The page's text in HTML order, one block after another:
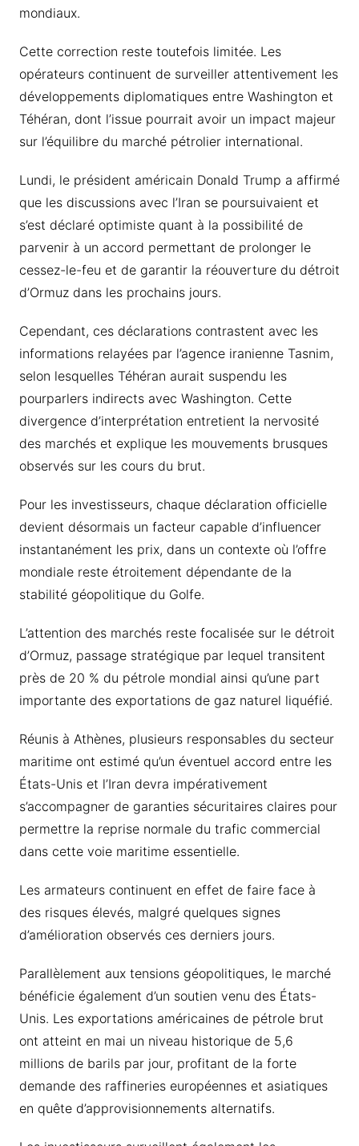
mondiaux.
Cette correction reste toutefois limitée. Les
opérateurs continuent de surveiller attentivement les
développements diplomatiques entre Washington et
Téhéran, dont l’issue pourrait avoir un impact majeur
sur l’équilibre du marché pétrolier international.
Lundi, le président américain Donald Trump a affirmé
que les discussions avec l’Iran se poursuivaient et
s’est déclaré optimiste quant à la possibilité de
parvenir à un accord permettant de prolonger le
cessez-le-feu et de garantir la réouverture du détroit
d’Ormuz dans les prochains jours.
Cependant, ces déclarations contrastent avec les
informations relayées par l’agence iranienne Tasnim,
selon lesquelles Téhéran aurait suspendu les
pourparlers indirects avec Washington. Cette
divergence d’interprétation entretient la nervosité
des marchés et explique les mouvements brusques
observés sur les cours du brut.
Pour les investisseurs, chaque déclaration officielle
devient désormais un facteur capable d’influencer
instantanément les prix, dans un contexte où l’offre
mondiale reste étroitement dépendante de la
stabilité géopolitique du Golfe.
L’attention des marchés reste focalisée sur le détroit
d’Ormuz, passage stratégique par lequel transitent
près de 20 % du pétrole mondial ainsi qu’une part
importante des exportations de gaz naturel liquéfié.
Réunis à Athènes, plusieurs responsables du secteur
maritime ont estimé qu’un éventuel accord entre les
États-Unis et l’Iran devra impérativement
s’accompagner de garanties sécuritaires claires pour
permettre la reprise normale du trafic commercial
dans cette voie maritime essentielle.
Les armateurs continuent en effet de faire face à
des risques élevés, malgré quelques signes
d’amélioration observés ces derniers jours.
Parallèlement aux tensions géopolitiques, le marché
bénéficie également d’un soutien venu des États-
Unis. Les exportations américaines de pétrole brut
ont atteint en mai un niveau historique de 5,6
millions de barils par jour, profitant de la forte
demande des raffineries européennes et asiatiques
en quête d’approvisionnements alternatifs.